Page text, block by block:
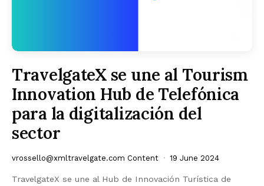
TravelgateX se une al Tourism
Innovation Hub de Telefónica
para la digitalización del
sector
vrossello@xmltravelgate.com Content 19 June 2024
TravelgateX se une al Hub de Innovación Turística de